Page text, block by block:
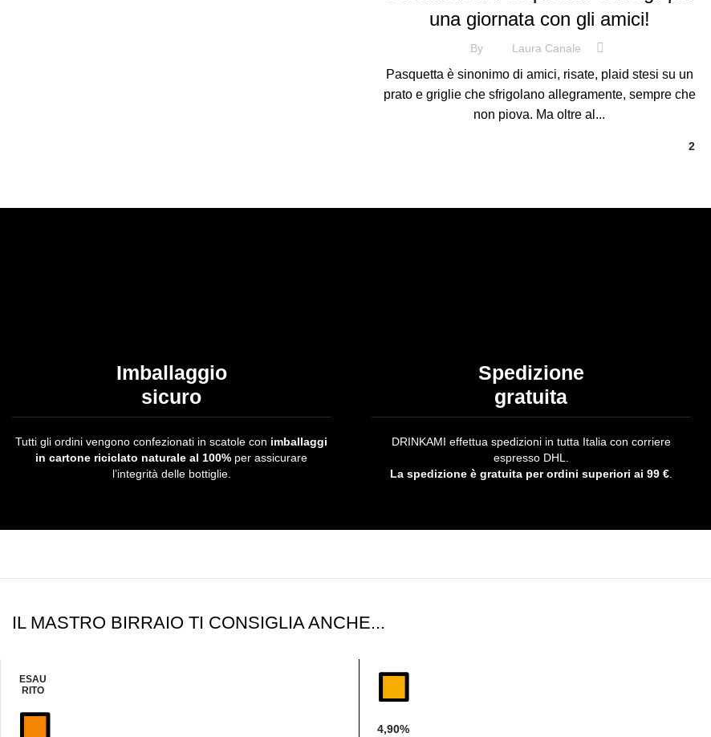
una giornata con gli amici!
By Laura Canale
Pasquetta è sinonimo di amici, risate, plaid stesi su un
prato e griglie che sfrigolano allegramente, sempre che
non piova. Ma oltre al...
2
Imballaggio
sicuro
Tutti gli ordini vengono confezionati in scatole con imballaggi
in cartone riciclato naturale al 100% per assicurare
l’integrità delle bottiglie.
Spedizione
gratuita
DRINKAMI effettua spedizioni in tutta Italia con corriere
espresso DHL.
La spedizione è gratuita per ordini superiori ai 99 €.
IL MASTRO BIRRAIO TI CONSIGLIA ANCHE...
ESAU
RITO
4,90%